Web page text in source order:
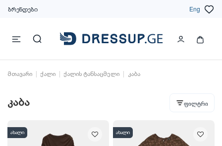
ბრენდები Eng
მთავარი ქალი ქალის ტანსაცმელი კაბა
კაბა ფილტრი
ახალი ახალი